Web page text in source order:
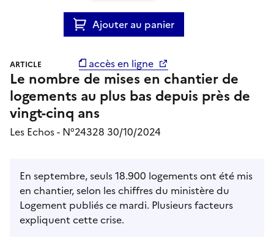
Ajouter au panier
accès en ligne
ARTICLE
Le nombre de mises en chantier de
logements au plus bas depuis près de
vingt-cinq ans
Les Echos - N°24328 30/10/2024
En septembre, seuls 18.900 logements ont été mis
en chantier, selon les chiffres du ministère du
Logement publiés ce mardi. Plusieurs facteurs
expliquent cette crise.